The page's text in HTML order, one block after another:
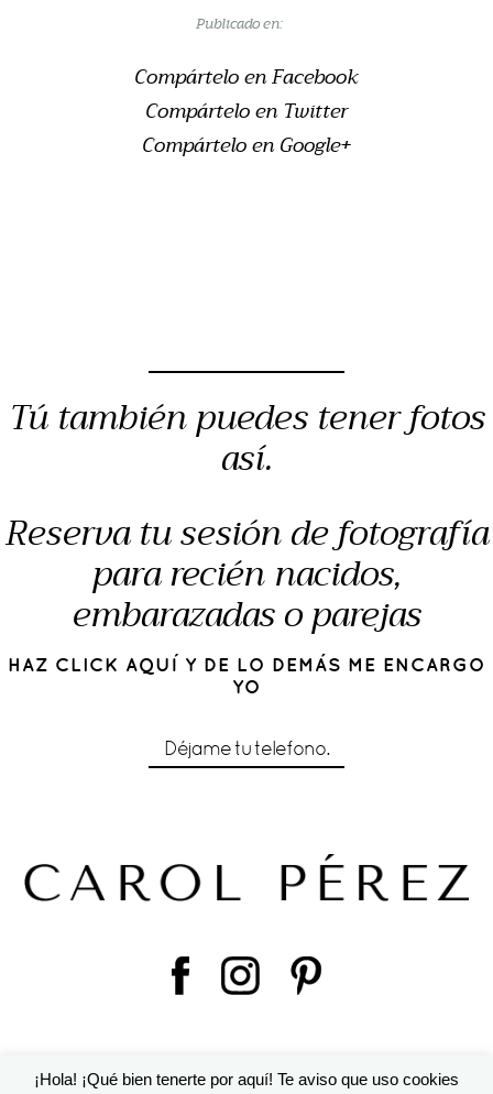
Publicado en:
Compártelo en Facebook
Compártelo en Twitter
Compártelo en Google+
Tú también puedes tener fotos
así.
Reserva tu sesión de fotografía
para recién nacidos,
embarazadas o parejas
HAZ CLICK AQUÍ Y DE LO DEMÁS ME ENCARGO
YO
Déjame tu telefono.
© 2016 Cárol Pérez | Diseño deSusana Torralbo | ProPhoto
¡Hola! ¡Qué bien tenerte por aquí! Te aviso que uso cookies